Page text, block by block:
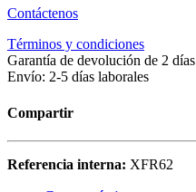
Contáctenos
Términos y condiciones
Garantía de devolución de 2 días
Envío: 2-5 días laborales
Compartir
Referencia interna: XFR62